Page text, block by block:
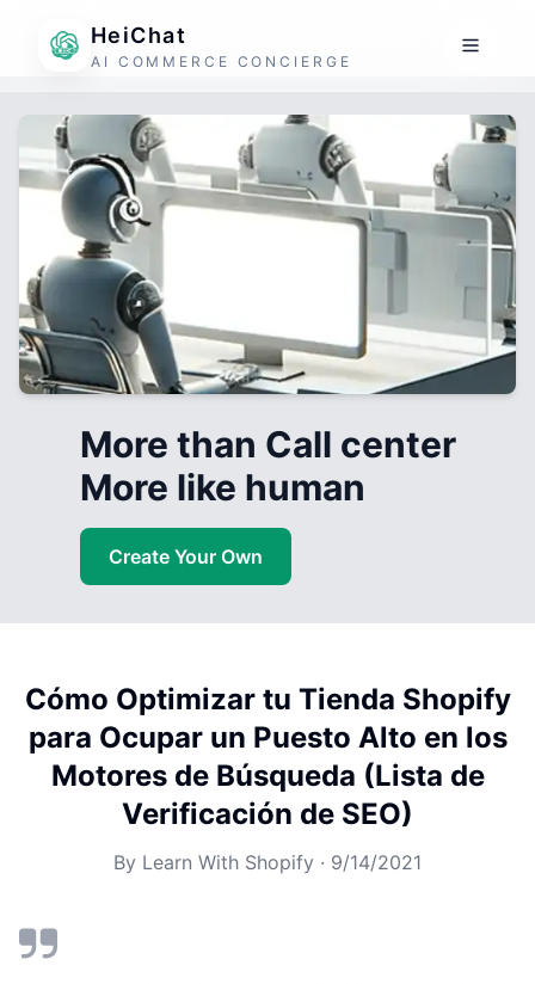
HeiChat
AI COMMERCE CONCIERGE
More than Call center
More like human
Create Your Own
Cómo Optimizar tu Tienda Shopify
para Ocupar un Puesto Alto en los
Motores de Búsqueda (Lista de
Verificación de SEO)
By Learn With Shopify · 9/14/2021